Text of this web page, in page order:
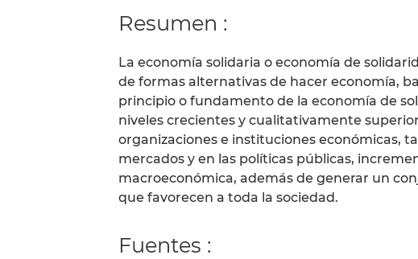
Resumen :
La economía solidaria o economía de
de formas alternativas de hacer economía,
principio o fundamento de la economía de
niveles crecientes y cualitativamente
organizaciones e instituciones económicas,
mercados y en las políticas públicas,
macroeconómica, además de generar un
que favorecen a toda la sociedad.
Fuentes :